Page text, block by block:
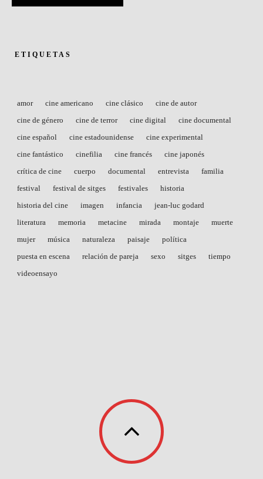
ETIQUETAS
amor cine americano cine clásico
cine de autor
cine de género
cine de terror cine digital
cine documental
cine español
cine estadounidense
cine experimental
cine fantástico
cinefilia cine francés
cine japonés
crítica de cine
cuerpo documental entrevista
familia
festival
festival de sitges festivales
historia
historia del cine
imagen infancia
jean-luc godard
literatura
memoria metacine mirada montaje
muerte
mujer
música naturaleza paisaje
política
puesta en escena
relación de pareja sexo sitges
tiempo
videoensayo